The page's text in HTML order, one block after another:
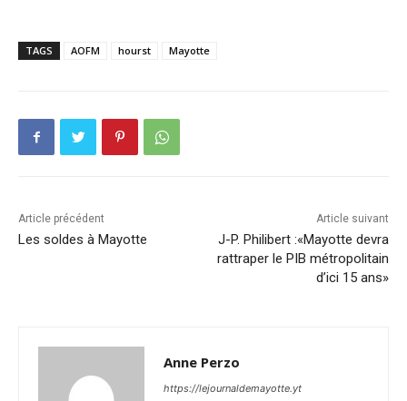
TAGS AOFM hourst Mayotte
Article précédent
Les soldes à Mayotte
Article suivant
J-P. Philibert :«Mayotte devra
rattraper le PIB métropolitain
d’ici 15 ans»
Anne Perzo
https://lejournaldemayotte.yt